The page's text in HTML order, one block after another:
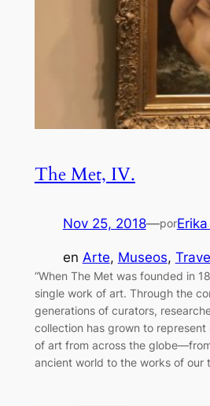
The Met, IV.
Nov 25, 2018—por
en Arte, Museos,
“When The Met was founded in
single work of art. Through the
generations of curators,
collection has grown to
of art from across the
ancient world to the works of our